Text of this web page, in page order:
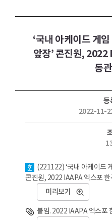
‘국내 아케이드 게
앞장’ 콘진원,
동
등
2022-11-
(221122) ‘국내 아케이드
콘진원, 2022 IAAPA 엑스포
미리보기
붙임. 2022 IAAPA 엑스포